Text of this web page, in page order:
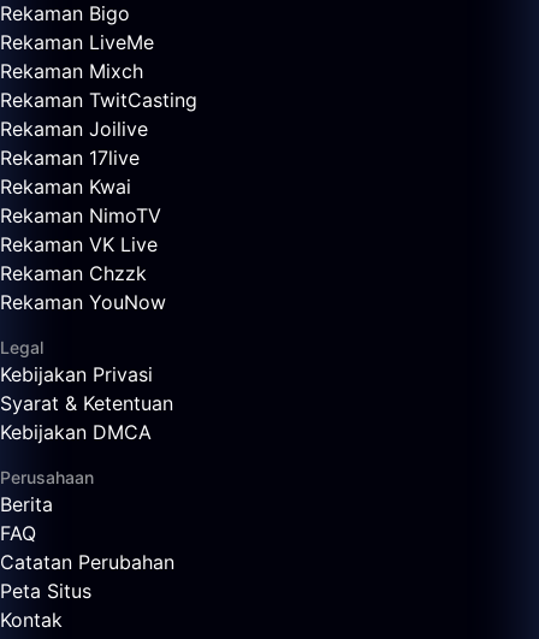
Rekaman Bigo
Rekaman LiveMe
Rekaman Mixch
Rekaman TwitCasting
Rekaman Joilive
Rekaman 17live
Rekaman Kwai
Rekaman NimoTV
Rekaman VK Live
Rekaman Chzzk
Rekaman YouNow
Legal
Kebijakan Privasi
Syarat & Ketentuan
Kebijakan DMCA
Perusahaan
Berita
FAQ
Catatan Perubahan
Peta Situs
Kontak